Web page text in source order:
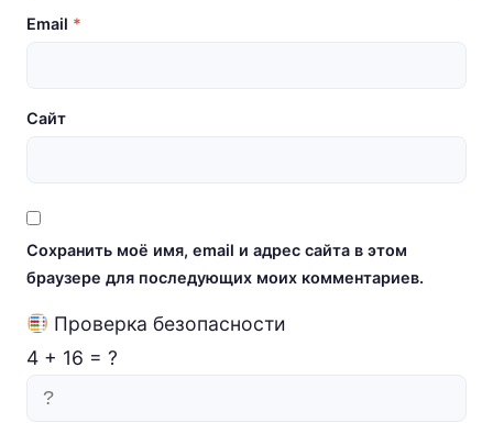
Email *
Сайт
Сохранить моё имя, email и адрес сайта в этом
браузере для последующих моих комментариев.
Проверка безопасности
4 + 16 = ?